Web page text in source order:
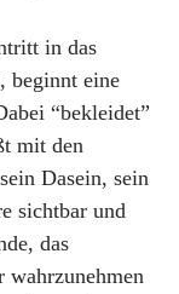
in das
beginnt eine
“bekleidet”
mit den
Dasein, sein
sichtbar und
das
wahrzunehmen